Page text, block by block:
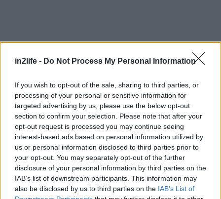
in2life - Do Not Process My Personal Information
If you wish to opt-out of the sale, sharing to third parties, or
processing of your personal or sensitive information for
targeted advertising by us, please use the below opt-out
section to confirm your selection. Please note that after your
opt-out request is processed you may continue seeing
interest-based ads based on personal information utilized by
us or personal information disclosed to third parties prior to
your opt-out. You may separately opt-out of the further
disclosure of your personal information by third parties on the
IAB’s list of downstream participants. This information may
also be disclosed by us to third parties on the IAB’s List of
Αναζήτηση
για...